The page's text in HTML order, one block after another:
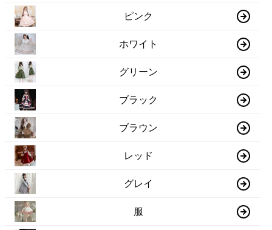
ピンク
ホワイト
グリーン
ブラック
ブラウン
レッド
グレイ
服